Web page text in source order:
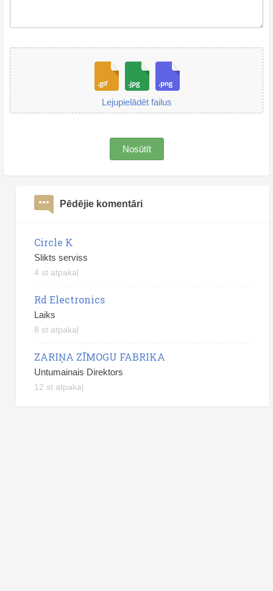
Lejupielādēt failus
Nosūtīt
Pēdējie komentāri
Circle K
Slikts serviss
4 st atpakaļ
Rd Electronics
Laiks
8 st atpakaļ
ZARIŅA ZĪMOGU FABRIKA
Untumainais Direktors
12 st atpakaļ